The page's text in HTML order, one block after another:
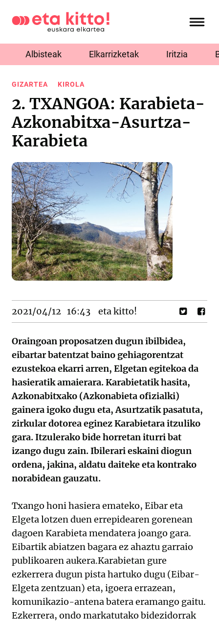
Albisteak Elkarrizketak Iritzia
GIZARTEA KIROLA
2. TXANGOA: Karabieta-
Azkonabitxa-Asurtza-
Karabieta
2021/04/12 16:43 eta kitto!
Oraingoan proposatzen dugun ibilbidea,
eibartar batentzat baino gehiagorentzat
ezustekoa ekarri arren, Elgetan egitekoa da
hasieratik amaierara. Karabietatik hasita,
Azkonabitxako (Azkonabieta ofizialki)
gainera igoko dugu eta, Asurtzatik pasatuta,
zirkular dotorea eginez Karabietara itzuliko
gara. Itzulerako bide horretan iturri bat
izango dugu zain. Ibilerari eskaini diogun
ordena, jakina, aldatu daiteke eta kontrako
norabidean gauzatu.
Txango honi hasiera emateko, Eibar eta
Elgeta lotzen duen errepidearen gorenean
dagoen Karabieta mendatera joango gara.
Eibartik abiatzen bagara ez ahaztu garraio
publikoaren aukera.Karabietan gure
ezkerrera dugun pista hartuko dugu (Eibar-
Elgeta zentzuan) eta, igoera errazean,
komunikazio-antena batera eramango gaitu.
Ezkerrera, ondo markatutako bidezidorrak